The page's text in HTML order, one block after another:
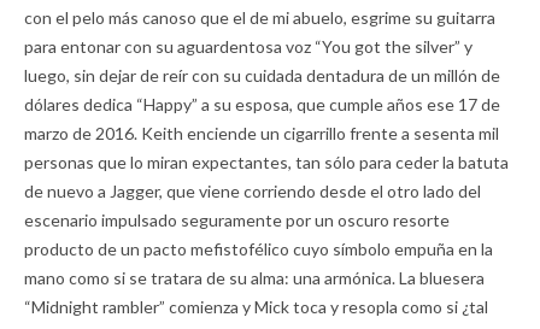
con el pelo más canoso que el de mi abuelo, esgrime su guitarra
para entonar con su aguardentosa voz “You got the silver” y
luego, sin dejar de reír con su cuidada dentadura de un millón de
dólares dedica “Happy” a su esposa, que cumple años ese 17 de
marzo de 2016. Keith enciende un cigarrillo frente a sesenta mil
personas que lo miran expectantes, tan sólo para ceder la batuta
de nuevo a Jagger, que viene corriendo desde el otro lado del
escenario impulsado seguramente por un oscuro resorte
producto de un pacto mefistofélico cuyo símbolo empuña en la
mano como si se tratara de su alma: una armónica. La bluesera
“Midnight rambler” comienza y Mick toca y resopla como si ¿tal